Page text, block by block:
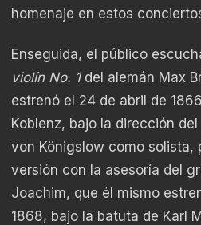
homenaje en estos
Enseguida, el público
violín No. 1del alemán Max
estrenó el 24 de abril de
Koblenz, bajo la dirección
von Königslow como solista,
versión con la asesoría del
Joachim, que él mismo
1868, bajo la batuta de Karl